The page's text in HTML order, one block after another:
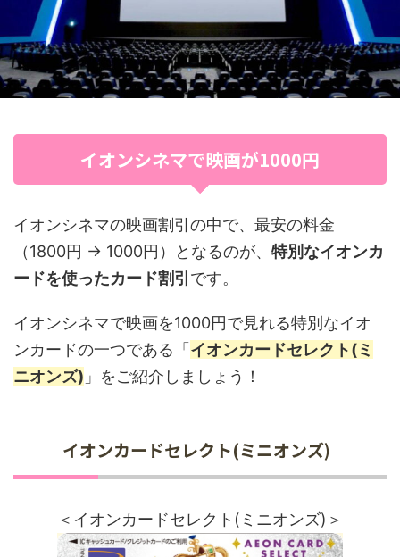
イオンシネマで映画が1000円
イオンシネマの映画割引の中で、最安の料金
（1800円 → 1000円）となるのが、 特別なイオンカ
ードを使ったカード割引 です。
イオンシネマで映画を1000円で見れる特別なイオ
ンカードの一つである「 イオンカードセレクト(ミ
ニオンズ) 」をご紹介しましょう！
イオンカードセレクト(ミニオンズ)
＜イオンカードセレクト(ミニオンズ)＞